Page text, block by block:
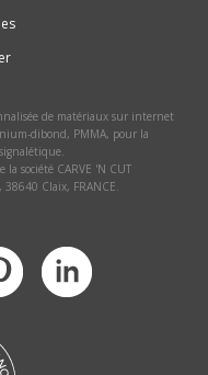
de matériaux sur internet
dibond, PMMA, pour la
société CARVE 'N CUT
38640 Claix, FRANCE.